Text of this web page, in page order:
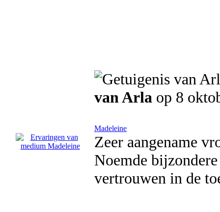
van Arla op 8
Madeleine
Zeer aangename
Noemde
vertrouwen in de